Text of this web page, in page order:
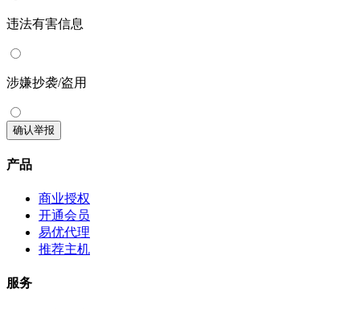
违法有害信息
涉嫌抄袭/盗用
确认举报
产品
商业授权
开通会员
易优代理
推荐主机
服务